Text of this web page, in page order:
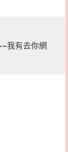
我有去你網